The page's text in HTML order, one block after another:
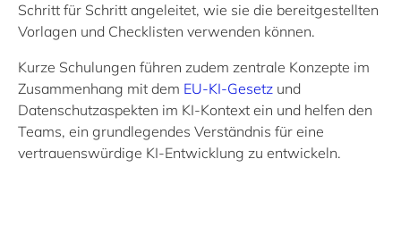
Schritt für Schritt angeleitet, wie sie die bereitgestellten
Vorlagen und Checklisten verwenden können.
Kurze Schulungen führen zudem zentrale Konzepte im
Zusammenhang mit dem EU-KI-Gesetz und
Datenschutzaspekten im KI-Kontext ein und helfen den
Teams, ein grundlegendes Verständnis für eine
vertrauenswürdige KI-Entwicklung zu entwickeln.